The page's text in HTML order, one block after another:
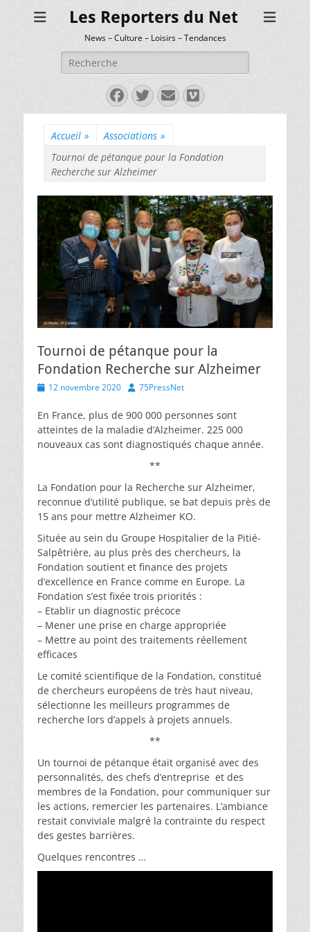
Les Reporters du Net
News – Culture – Loisirs – Tendances
Rechercher :
Facebook
Twitter
E-
mail
Vimeo
Accueil » Associations »
Tournoi de pétanque pour la Fondation
Recherche sur Alzheimer
Tournoi de pétanque pour la
Fondation Recherche sur Alzheimer
Posted12 novembre 2020 Author
75PressNet
En France, plus de 900 000 personnes sont
atteintes de la maladie d’Alzheimer. 225 000
nouveaux cas sont diagnostiqués chaque année.
**
La Fondation pour la Recherche sur Alzheimer,
reconnue d’utilité publique, se bat depuis près de
15 ans pour mettre Alzheimer KO.
Située au sein du Groupe Hospitalier de la Pitié-
Salpêtrière, au plus près des chercheurs, la
Fondation soutient et finance des projets
d’excellence en France comme en Europe. La
Fondation s’est fixée trois priorités :
– Etablir un diagnostic précoce
– Mener une prise en charge appropriée
– Mettre au point des traitements réellement
efficaces
Le comité scientifique de la Fondation, constitué
de chercheurs européens de très haut niveau,
sélectionne les meilleurs programmes de
recherche lors d’appels à projets annuels.
**
Un tournoi de pétanque était organisé avec des
personnalités, des chefs d’entreprise et des
membres de la Fondation, pour communiquer sur
les actions, remercier les partenaires. L’ambiance
restait conviviale malgré la contrainte du respect
des gestes barrières.
Quelques rencontres …